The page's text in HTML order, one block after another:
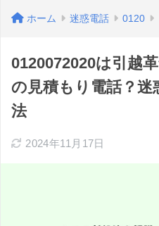
ホーム 迷惑電話 0120
0120072020は引越
の見積もり電話？迷
法
2024年11月17日